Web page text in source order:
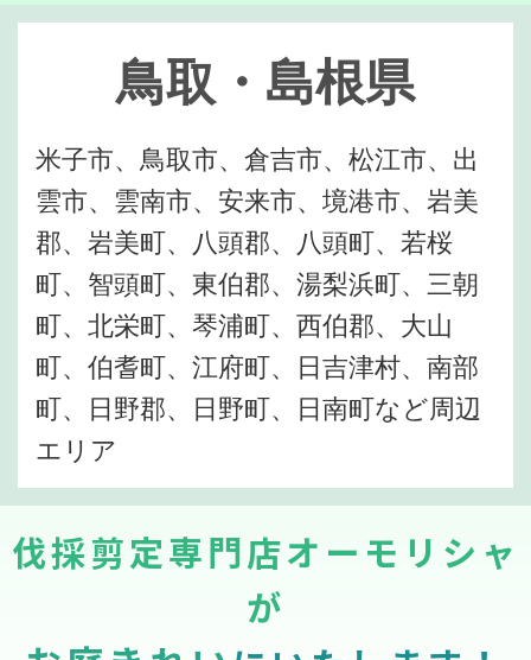
鳥取・島根県
米子市、鳥取市、倉吉市、松江市、出
雲市、雲南市、安来市、境港市、岩美
郡、岩美町、八頭郡、八頭町、若桜
町、智頭町、東伯郡、湯梨浜町、三朝
町、北栄町、琴浦町、西伯郡、大山
町、伯耆町、江府町、日吉津村、南部
町、日野郡、日野町、日南町など周辺
エリア
伐採剪定専門店オーモリシャ
が